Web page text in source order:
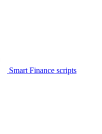
Smart Finance scripts